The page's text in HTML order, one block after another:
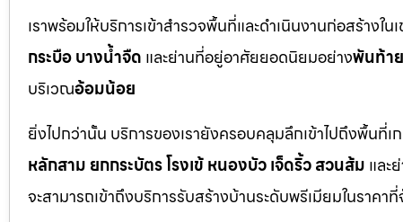
เราพร้อมให้บริการเข้าสำรวจพื้นที่และดำเนินงานก่อสร้างใ
กระบือ บางน้ำจืด และย่านที่อยู่อาศัยยอดนิยมอย่างพันท้า
บริเวณอ้อมน้อย
ยิ่งไปกว่านั้น บริการของเรายังครอบคลุมลึกเข้าไปถึงพื้นที่
หลักสาม ยกกระบัตร โรงเข้ หนองบัว เจ็ดริ้ว สวนส้ม และ
จะสามารถเข้าถึงบริการรับสร้างบ้านระดับพรีเมียมในราค